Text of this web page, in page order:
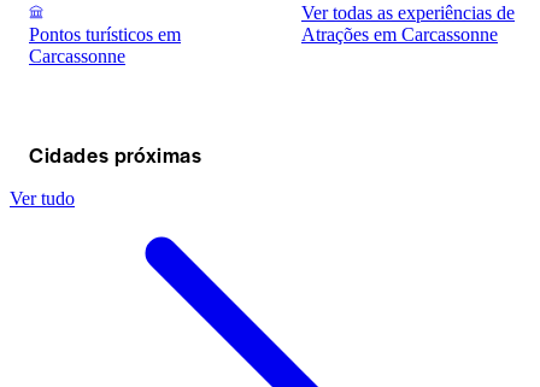
Pontos turísticos em
Carcassonne
Ver todas as experiências de
Atrações em Carcassonne
Cidades próximas
Ver tudo